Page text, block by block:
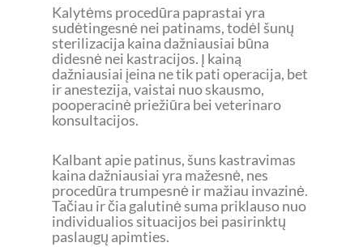
Kalytėms procedūra paprastai yra
sudėtingesnė nei patinams, todėl šunų
sterilizacija kaina dažniausiai būna
didesnė nei kastracijos. Į kainą
dažniausiai įeina ne tik pati operacija, bet
ir anestezija, vaistai nuo skausmo,
pooperacinė priežiūra bei veterinaro
konsultacijos.
Kalbant apie patinus, šuns kastravimas
kaina dažniausiai yra mažesnė, nes
procedūra trumpesnė ir mažiau invazinė.
Tačiau ir čia galutinė suma priklauso nuo
individualios situacijos bei pasirinktų
paslaugų apimties.